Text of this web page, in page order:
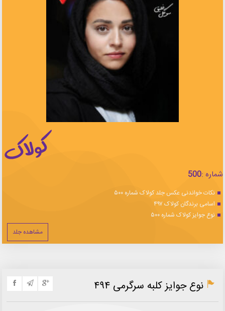
شماره :500
نکات خواندنی عکس جلد کولاک شماره ۵۰۰
اسامی برندگان کولاک ۴۹۷
نوع جوایز کولاک شماره ۵۰۰
مشاهده جلد
نوع جوایز کلبه سرگرمی ۴۹۴